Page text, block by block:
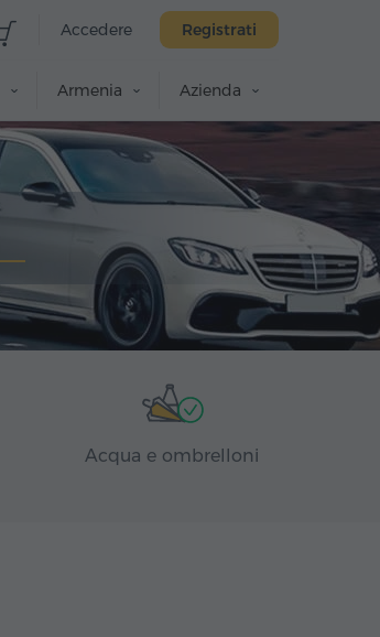
Accedere Registrati
Armenia Azienda
Acqua e ombrelloni